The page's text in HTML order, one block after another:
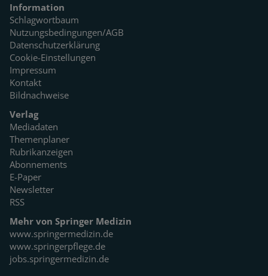
Information
Schlagwortbaum
Nutzungsbedingungen/AGB
Datenschutzerklärung
Cookie-Einstellungen
Impressum
Kontakt
Bildnachweise
Verlag
Mediadaten
Themenplaner
Rubrikanzeigen
Abonnements
E-Paper
Newsletter
RSS
Mehr von Springer Medizin
www.springermedizin.de
www.springerpflege.de
jobs.springermedizin.de